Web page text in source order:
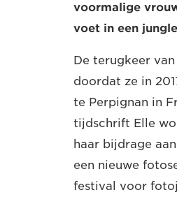
voormalige
voet in een
De terugkeer
doordat ze in
te Perpignan in
tijdschrift Elle
haar bijdrage
een nieuwe
festival voor